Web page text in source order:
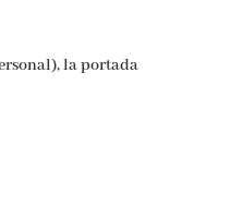
la portada